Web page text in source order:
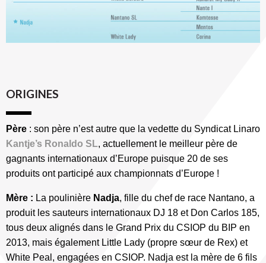
ORIGINES
Père : son père n’est autre que la vedette du Syndicat Linaro
Kantje’s Ronaldo SL, actuellement le meilleur père de
gagnants internationaux d’Europe puisque 20 de ses
produits ont participé aux championnats d’Europe !
Mère : La poulinière Nadja, fille du chef de race Nantano, a
produit les sauteurs internationaux DJ 18 et Don Carlos 185,
tous deux alignés dans le Grand Prix du CSIOP du BIP en
2013, mais également Little Lady (propre sœur de Rex) et
White Peal, engagées en CSIOP. Nadja est la mère de 6 fils